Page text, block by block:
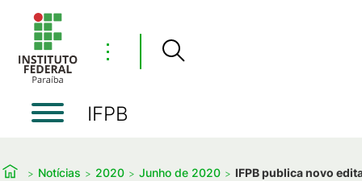
⋮
IFPB
Notícias 2020 Junho de 2020 IFPB publica novo